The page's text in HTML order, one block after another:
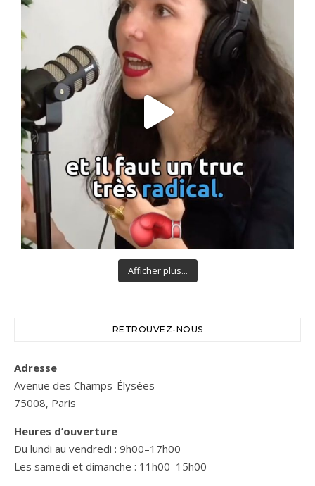
Afficher plus...
RETROUVEZ-NOUS
Adresse
Avenue des Champs-Élysées
75008, Paris
Heures d’ouverture
Du lundi au vendredi : 9h00–17h00
Les samedi et dimanche : 11h00–15h00